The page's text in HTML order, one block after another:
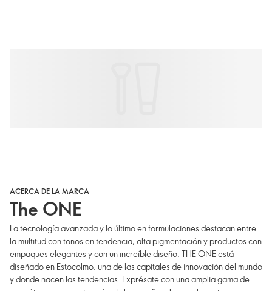
ACERCA DE LA MARCA
The ONE
La tecnología avanzada y lo último en formulaciones destacan entre
la multitud con tonos en tendencia, alta pigmentación y productos con
empaques elegantes y con un increíble diseño. THE ONE está
diseñado en Estocolmo, una de las capitales de innovación del mundo
y donde nacen las tendencias. Exprésate con una amplia gama de